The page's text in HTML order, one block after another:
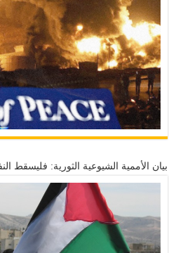
بيان الأممية الشيوعية الثورية: فليسقط